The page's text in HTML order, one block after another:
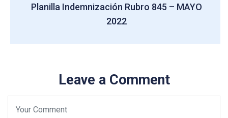
Planilla Indemnización Rubro 845 – MAYO
2022
Leave a Comment